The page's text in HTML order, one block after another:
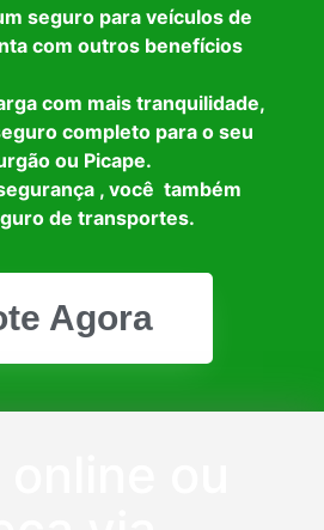
seguro para veículos de
com outros benefícios
com mais tranquilidade,
completo para o seu
ou Picape.
, você também
de transportes.
Agora